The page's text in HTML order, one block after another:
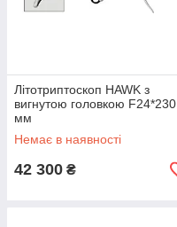
Літотриптоскоп HAWK з
вигнутою головкою F24*230
мм
Немає в наявності
42 300 ₴